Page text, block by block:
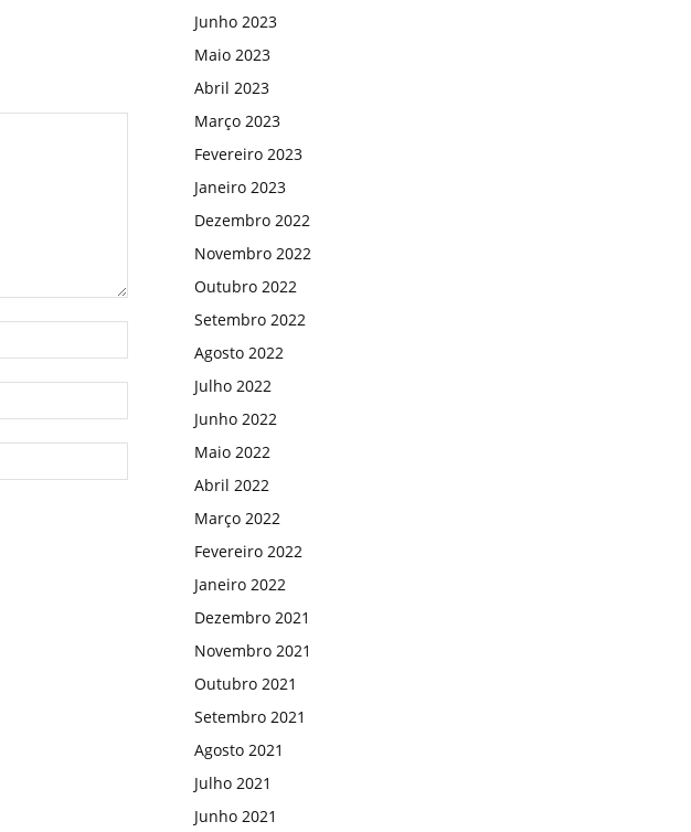
Junho 2023
Maio 2023
Abril 2023
Março 2023
Fevereiro 2023
Janeiro 2023
Dezembro 2022
Novembro 2022
Outubro 2022
Setembro 2022
Agosto 2022
Julho 2022
Junho 2022
Maio 2022
Abril 2022
Março 2022
Fevereiro 2022
Janeiro 2022
Dezembro 2021
Novembro 2021
Outubro 2021
Setembro 2021
Agosto 2021
Julho 2021
Junho 2021